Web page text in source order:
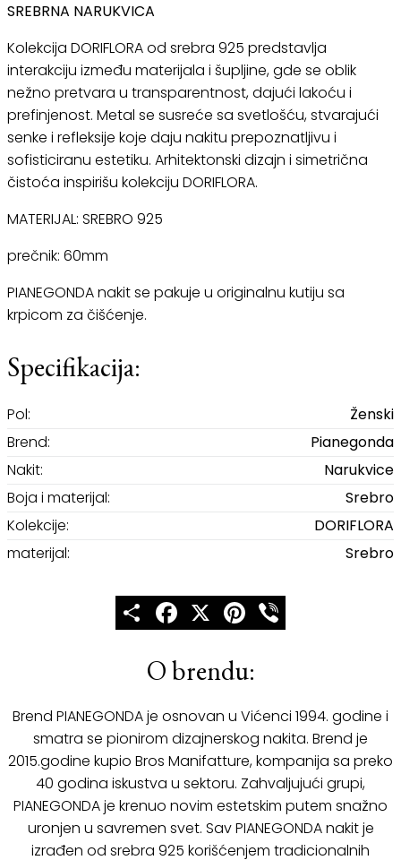
SREBRNA NARUKVICA
Kolekcija DORIFLORA od srebra 925 predstavlja
interakciju između materijala i šupljine, gde se oblik
nežno pretvara u transparentnost, dajući lakoću i
prefinjenost. Metal se susreće sa svetlošću, stvarajući
senke i refleksije koje daju nakitu prepoznatljivu i
sofisticiranu estetiku. Arhitektonski dizajn i simetrična
čistoća inspirišu kolekciju DORIFLORA.
MATERIJAL: SREBRO 925
prečnik: 60mm
PIANEGONDA nakit se pakuje u originalnu kutiju sa
krpicom za čišćenje.
Specifikacija:
Pol:
Ženski
Brend:
Pianegonda
Nakit:
Narukvice
Boja i materijal:
Srebro
Kolekcije:
DORIFLORA
materijal:
Srebro
ShareFacebook
X Pinterest
O brendu:
Brend PIANEGONDA je osnovan u Vićenci 1994. godine i
smatra se pionirom dizajnerskog nakita. Brend je
2015.godine kupio Bros Manifatture, kompanija sa preko
40 godina iskustva u sektoru. Zahvaljujući grupi,
PIANEGONDA je krenuo novim estetskim putem snažno
uronjen u savremen svet. Sav PIANEGONDA nakit je
izrađen od srebra 925 korišćenjem tradicionalnih